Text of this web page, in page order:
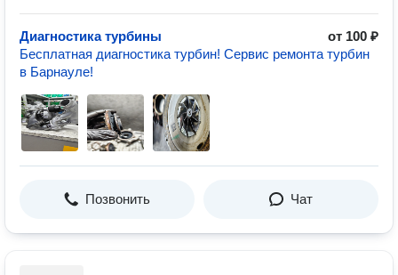
Диагностика турбины
от 100 ₽
Бесплатная диагностика турбин! Сервис ремонта турбин
в Барнауле!
Позвонить Чат